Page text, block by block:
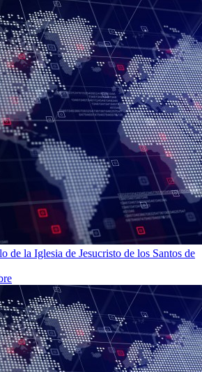
de la Iglesia de Jesucristo de los Santos de